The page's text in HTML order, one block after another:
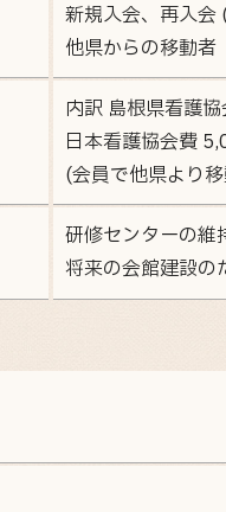
新規入会、再入会
他県からの移動者
内訳 島根県看護
日本看護協会費
(会員で他県より
研修センターの維
将来の会館建設の